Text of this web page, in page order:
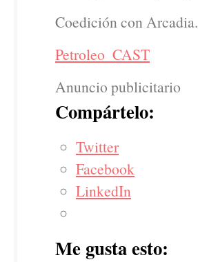
Coedición con Arcadia.
Petroleo_CAST
Anuncio publicitario
Compártelo:
Twitter
Facebook
LinkedIn
Me gusta esto: